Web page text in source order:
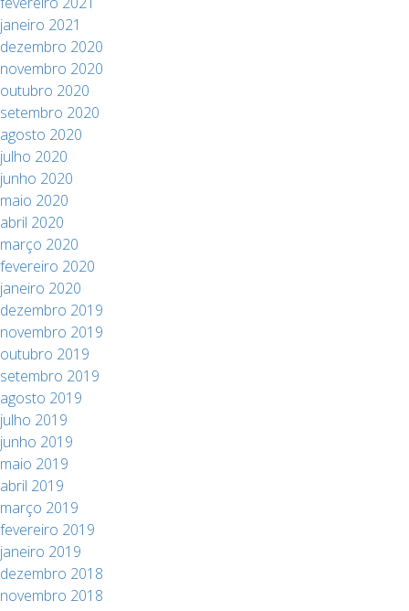
janeiro 2021
dezembro 2020
novembro 2020
outubro 2020
setembro 2020
agosto 2020
julho 2020
junho 2020
maio 2020
abril 2020
março 2020
fevereiro 2020
janeiro 2020
dezembro 2019
novembro 2019
outubro 2019
setembro 2019
agosto 2019
julho 2019
junho 2019
maio 2019
abril 2019
março 2019
fevereiro 2019
janeiro 2019
dezembro 2018
novembro 2018